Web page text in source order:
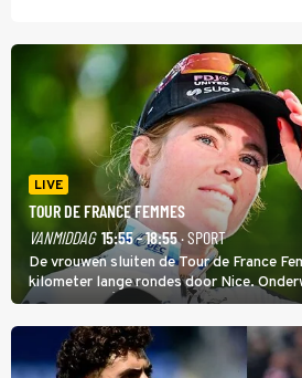
LIVE
TOUR DE FRANCE FEMMES
VANMIDDAG 15:55 - 18:55· SPORT
De vrouwen sluiten de Tour de France
kilometer lange rondes door Nice.
zware Col d'Èze. Aan de finish op de
de eindwinnaar de laatste gele trui.